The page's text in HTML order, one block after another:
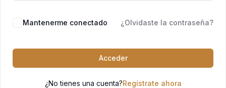
Mantenerme conectado ¿Olvidaste la contraseña?
Acceder
¿No tienes una cuenta?Regístrate ahora